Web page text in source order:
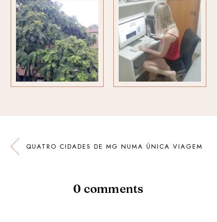
QUATRO CIDADES DE MG NUMA ÚNICA VIAGEM
0 comments